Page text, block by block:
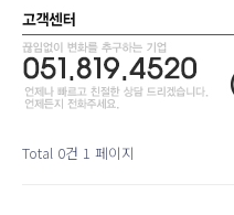
Total 0건 1 페이지